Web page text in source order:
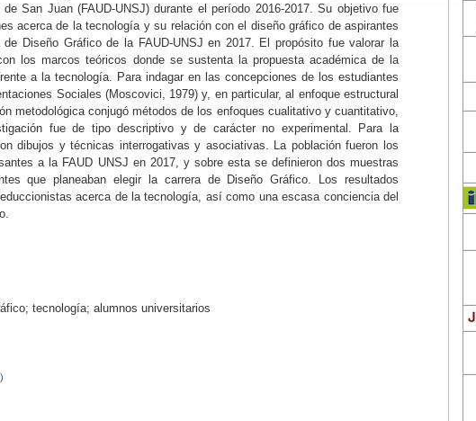
San Juan (FAUD-UNSJ) durante el período 2016-2017. Su objetivo fue
acerca de la tecnología y su relación con el diseño gráfico de aspirantes
Diseño Gráfico de la FAUD-UNSJ en 2017. El propósito fue valorar la
los marcos teóricos donde se sustenta la propuesta académica de la
a la tecnología. Para indagar en las concepciones de los estudiantes
Sociales (Moscovici, 1979) y, en particular, al enfoque estructural
metodológica conjugó métodos de los enfoques cualitativo y cuantitativo,
fue de tipo descriptivo y de carácter no experimental. Para la
dibujos y técnicas interrogativas y asociativas. La población fueron los
a la FAUD UNSJ en 2017, y sobre esta se definieron dos muestras
que planeaban elegir la carrera de Diseño Gráfico. Los resultados
acerca de la tecnología, así como una escasa conciencia del
tecnología; alumnos universitarios